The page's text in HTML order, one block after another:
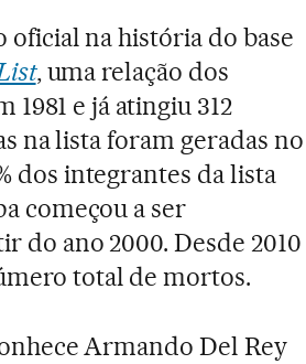
na história do base
, uma relação dos
e já atingiu 312
na lista foram geradas no
dos integrantes da lista
começou a ser
do ano 2000. Desde 2010
total de mortos.
Armando Del Rey